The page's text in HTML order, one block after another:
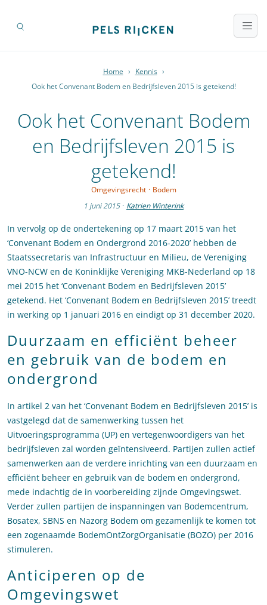
Home › Kennis ›
Ook het Convenant Bodem en Bedrijfsleven 2015 is getekend!
Ook het Convenant Bodem
en Bedrijfsleven 2015 is
getekend!
Omgevingsrecht · Bodem
1 juni 2015 · Katrien Winterink
In vervolg op de ondertekening op 17 maart 2015 van het
‘Convenant Bodem en Ondergrond 2016-2020’ hebben de
Staatssecretaris van Infrastructuur en Milieu, de Vereniging
VNO-NCW en de Koninklijke Vereniging MKB-Nederland op 18
mei 2015 het ‘Convenant Bodem en Bedrijfsleven 2015’
getekend. Het ‘Convenant Bodem en Bedrijfsleven 2015’ treedt
in werking op 1 januari 2016 en eindigt op 31 december 2020.
Duurzaam en efficiënt beheer
en gebruik van de bodem en
ondergrond
In artikel 2 van het ‘Convenant Bodem en Bedrijfsleven 2015’ is
vastgelegd dat de samenwerking tussen het
Uitvoeringsprogramma (UP) en vertegenwoordigers van het
bedrijfsleven zal worden geïntensiveerd. Partijen zullen actief
samenwerken aan de verdere inrichting van een duurzaam en
efficiënt beheer en gebruik van de bodem en ondergrond,
mede indachtig de in voorbereiding zijnde Omgevingswet.
Verder zullen partijen de inspanningen van Bodemcentrum,
Bosatex, SBNS en Nazorg Bodem om gezamenlijk te komen tot
een zogenaamde BodemOntZorgOrganisatie (BOZO) per 2016
stimuleren.
Anticiperen op de
Omgevingswet